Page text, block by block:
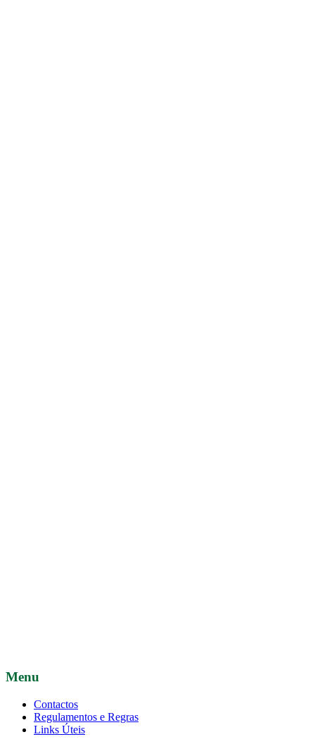
Menu
Contactos
Regulamentos e Regras
Links Úteis